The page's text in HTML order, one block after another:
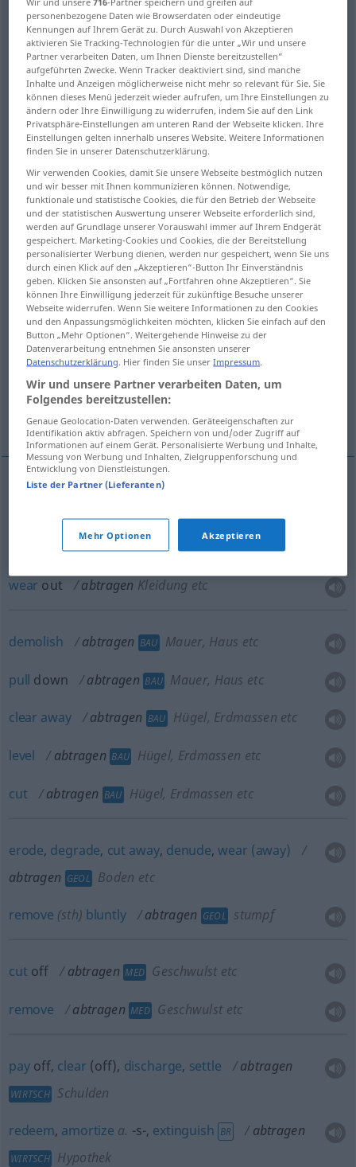
Übersicht aller Übersetzungen
(Für mehr Details die Übersetzung anklicken/antippen)
wear out
demolish, pull down, clear away, level, cut
erode, degrade, cut away, denude, wear away,
remove bluntly
cut off, remove
pay off, clear off, discharge, settle, redeem,
discharge...
render, give yield
take off the track, train
clear away, remove
wear out abtragen Kleidung etc
demolish abtragen BAU Mauer, Haus etc
pull down abtragen BAU Mauer, Haus etc
clear away abtragen BAU Hügel, Erdmassen etc
level abtragen BAU Hügel, Erdmassen etc
cut abtragen BAU Hügel, Erdmassen etc
erode, degrade, cut away, denude,wear (away)
abtragen GEOL Boden etc
remove (sth) bluntly abtragen GEOL stumpf
cut off abtragen MED Geschwulst etc
remove abtragen MED Geschwulst etc
payoff, clear (off), discharge, settle abtragen
WIRTSCH Schulden
redeem, amortize a. -s-, extinguish BR abtragen
WIRTSCH Hypothek
personenbezogene Daten wie Browserdaten oder eindeutige
Kennungen auf Ihrem Gerät zu. Durch Auswahl von Akzeptieren
aktivieren Sie Tracking-Technologien für die unter „Wir und unsere
Partner verarbeiten Daten, um Ihnen Dienste bereitzustellen“
aufgeführten Zwecke. Wenn Tracker deaktiviert sind, sind manche
Inhalte und Anzeigen möglicherweise nicht mehr so relevant für Sie. Sie
können dieses Menü jederzeit wieder aufrufen, um Ihre Einstellungen zu
ändern oder Ihre Einwilligung zu widerrufen, indem Sie auf den Link
Privatsphäre-Einstellungen am unteren Rand der Webseite klicken. Ihre
Einstellungen gelten innerhalb unseres Website. Weitere Informationen
finden Sie in unserer Datenschutzerklärung.
Wir verwenden Cookies, damit Sie unsere Webseite bestmöglich nutzen
und wir besser mit Ihnen kommunizieren können. Notwendige,
funktionale und statistische Cookies, die für den Betrieb der Webseite
und der statistischen Auswertung unserer Webseite erforderlich sind,
werden auf Grundlage unserer Vorauswahl immer auf Ihrem Endgerät
gespeichert. Marketing-Cookies und Cookies, die der Bereitstellung
personalisierter Werbung dienen, werden nur gespeichert, wenn Sie uns
durch einen Klick auf den „Akzeptieren“-Button Ihr Einverständnis
geben. Klicken Sie ansonsten auf „Fortfahren ohne Akzeptieren“. Sie
können Ihre Einwilligung jederzeit für zukünftige Besuche unserer
Webseite widerrufen. Wenn Sie weitere Informationen zu den Cookies
und den Anpassungsmöglichkeiten möchten, klicken Sie einfach auf den
Button „Mehr Optionen“. Weitergehende Hinweise zu der
Datenverarbeitung entnehmen Sie ansonsten unserer
Datenschutzerklärung. Hier finden Sie unserImpressum.
Wir und unsere Partner verarbeiten Daten, um
Folgendes bereitzustellen:
Genaue Geolocation-Daten verwenden. Geräteeigenschaften zur
Identifikation aktiv abfragen. Speichern von und/oder Zugriff auf
Informationen auf einem Gerät. Personalisierte Werbung und Inhalte,
Messung von Werbung und Inhalten, Zielgruppenforschung und
Entwicklung von Dienstleistungen.
Liste der Partner (Lieferanten)
Mehr Optionen Akzeptieren